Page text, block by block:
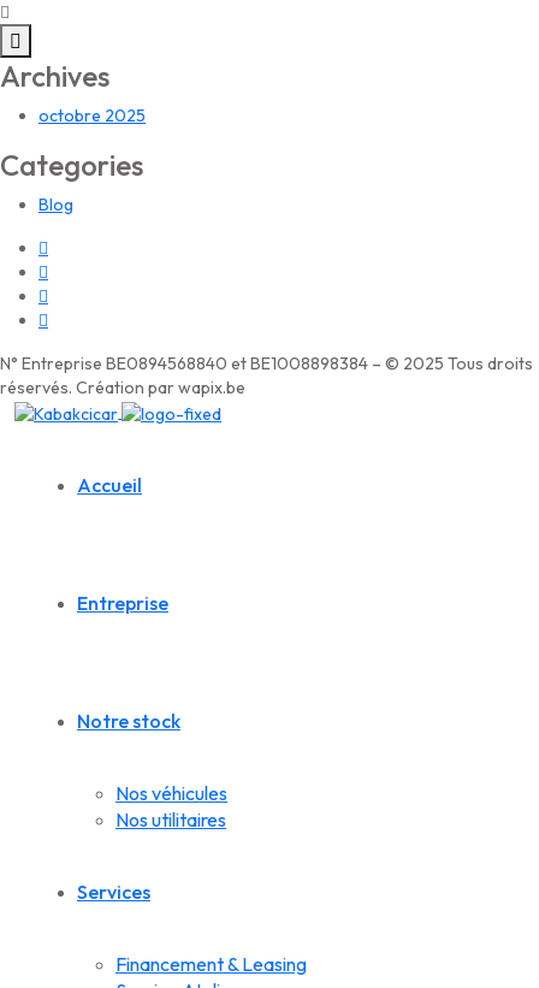
Archives
octobre 2025
Categories
Blog
N° Entreprise BE0894568840 et BE1008898384 – © 2025 Tous droits
réservés. Création par wapix.be
Accueil
Entreprise
Notre stock
Nos véhicules
Nos utilitaires
Services
Financement & Leasing